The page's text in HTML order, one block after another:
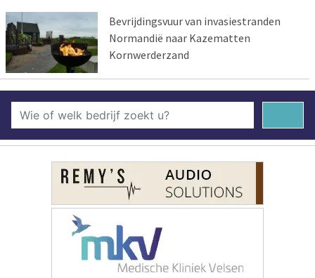
Bevrijdingsvuur van invasiestranden
Normandië naar Kazematten
Kornwerderzand